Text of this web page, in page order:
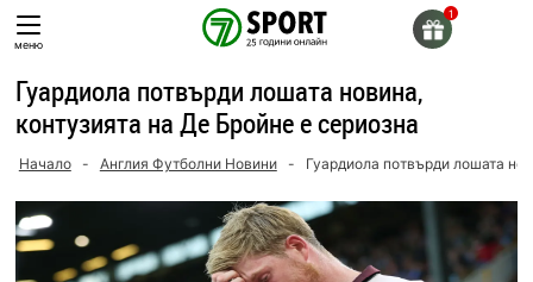
Skip
toменю
Гуардиола потвърди лошата новина,
контузията на Де Бройне е сериозна
Начало - Англия Футболни Новини - Гуардиола потвърди лошата